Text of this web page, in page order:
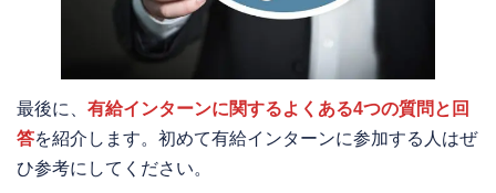
最後に、 有給インターンに関するよくある4つの質問と回
答を紹介します。初めて有給インターンに参加する人はぜ
ひ参考にしてください。